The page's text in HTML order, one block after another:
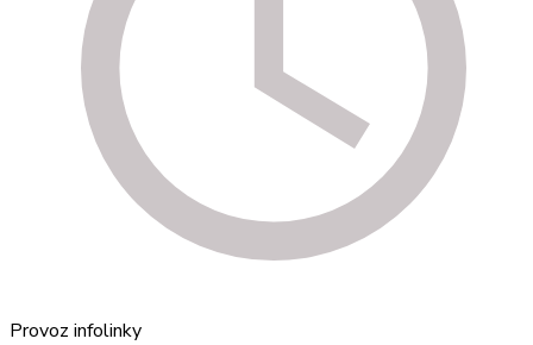
Provoz infolinky